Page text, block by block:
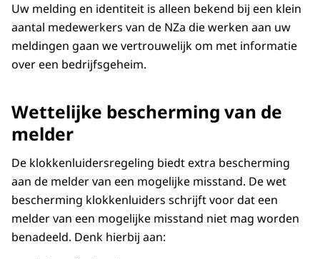
Uw melding en identiteit is alleen bekend bij een klein
aantal medewerkers van de NZa die werken aan uw
meldingen gaan we vertrouwelijk om met informatie
over een bedrijfsgeheim.
Wettelijke bescherming van de
melder
De klokkenluidersregeling biedt extra bescherming
aan de melder van een mogelijke misstand. De wet
bescherming klokkenluiders schrijft voor dat een
melder van een mogelijke misstand niet mag worden
benadeeld. Denk hierbij aan: